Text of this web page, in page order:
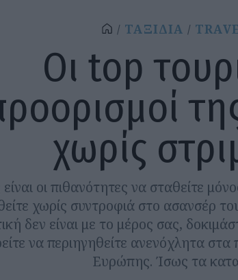
ΤΑΞΙΔΙΑ
Οι top
χωρίς
οι πιθανότητες να σταθείτε
χωρίς συντροφιά στο ασανσέρ
δεν είναι με το μέρος σας,
να περιηγηθείτε ανενόχλητα
Ευρώπης. Ίσως τα